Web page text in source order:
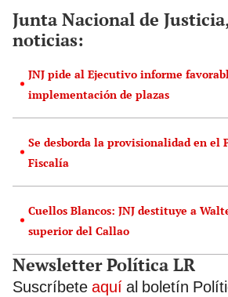
Junta Nacional de
noticias:
JNJ pide al Ejecutivo informe
implementación de plazas
Se desborda la provisionalidad en el
Fiscalía
Cuellos Blancos: JNJ destituye a
superior del Callao
Newsletter Política LR
Suscríbete aquí al boletín